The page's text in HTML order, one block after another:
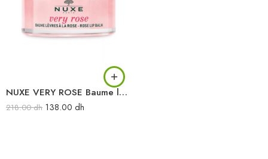
NUXE VERY ROSE Baume lèvres à la rose 15G
218.00dh 138.00 dh